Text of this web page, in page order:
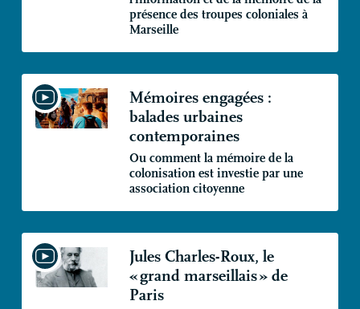
présence des troupes coloniales à
Marseille
Mémoires engagées :
balades urbaines
contemporaines
Ou comment la mémoire de la
colonisation est investie par une
association citoyenne
Jules Charles-Roux, le
«grand marseillais» de
Paris